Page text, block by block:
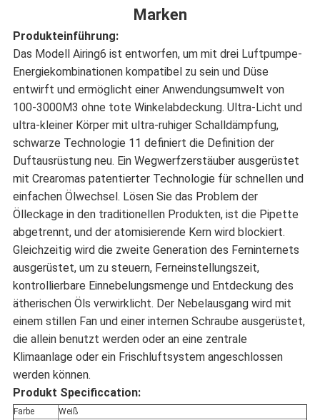
Marken
Produkteinführung:
Das Modell Airing6 ist entworfen, um mit drei Luftpumpe-
Energiekombinationen kompatibel zu sein und Düse
entwirft und ermöglicht einer Anwendungsumwelt von
100-3000M3 ohne tote Winkelabdeckung. Ultra-Licht und
ultra-kleiner Körper mit ultra-ruhiger Schalldämpfung,
schwarze Technologie 11 definiert die Definition der
Duftausrüstung neu. Ein Wegwerfzerstäuber ausgerüstet
mit Crearomas patentierter Technologie für schnellen und
einfachen Ölwechsel. Lösen Sie das Problem der
Ölleckage in den traditionellen Produkten, ist die Pipette
abgetrennt, und der atomisierende Kern wird blockiert.
Gleichzeitig wird die zweite Generation des Ferninternets
ausgerüstet, um zu steuern, Ferneinstellungszeit,
kontrollierbare Einnebelungsmenge und Entdeckung des
ätherischen Öls verwirklicht. Der Nebelausgang wird mit
einem stillen Fan und einer internen Schraube ausgerüstet,
die allein benutzt werden oder an eine zentrale
Klimaanlage oder ein Frischluftsystem angeschlossen
werden können.
Produkt Specificcation:
Farbe
Weiß